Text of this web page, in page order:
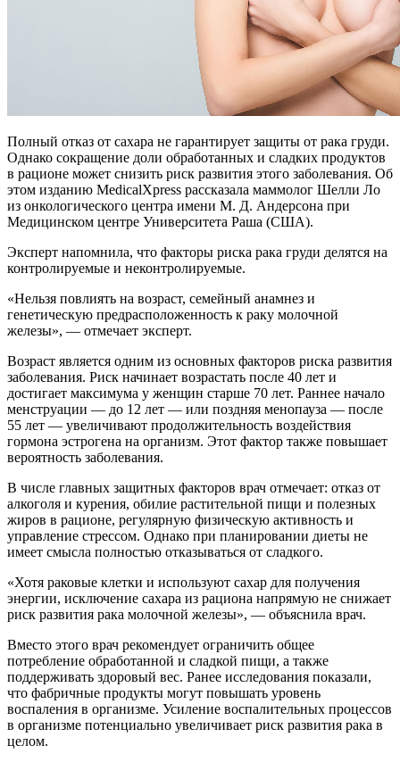
Полный отказ от сахара не гарантирует защиты от рака груди.
Однако сокращение доли обработанных и сладких продуктов
в рационе может снизить риск развития этого заболевания. Об
этом изданию MedicalXpress рассказала маммолог Шелли Ло
из онкологического центра имени М. Д. Андерсона при
Медицинском центре Университета Раша (США).
Эксперт напомнила, что факторы риска рака груди делятся на
контролируемые и неконтролируемые.
«Нельзя повлиять на возраст, семейный анамнез и
генетическую предрасположенность к раку молочной
железы», — отмечает эксперт.
Возраст является одним из основных факторов риска развития
заболевания. Риск начинает возрастать после 40 лет и
достигает максимума у женщин старше 70 лет. Раннее начало
менструации — до 12 лет — или поздняя менопауза — после
55 лет — увеличивают продолжительность воздействия
гормона эстрогена на организм. Этот фактор также повышает
вероятность заболевания.
В числе главных защитных факторов врач отмечает: отказ от
алкоголя и курения, обилие растительной пищи и полезных
жиров в рационе, регулярную физическую активность и
управление стрессом. Однако при планировании диеты не
имеет смысла полностью отказываться от сладкого.
«Хотя раковые клетки и используют сахар для получения
энергии, исключение сахара из рациона напрямую не снижает
риск развития рака молочной железы», — объяснила врач.
Вместо этого врач рекомендует ограничить общее
потребление обработанной и сладкой пищи, а также
поддерживать здоровый вес. Ранее исследования показали,
что фабричные продукты могут повышать уровень
воспаления в организме. Усиление воспалительных процессов
в организме потенциально увеличивает риск развития рака в
целом.